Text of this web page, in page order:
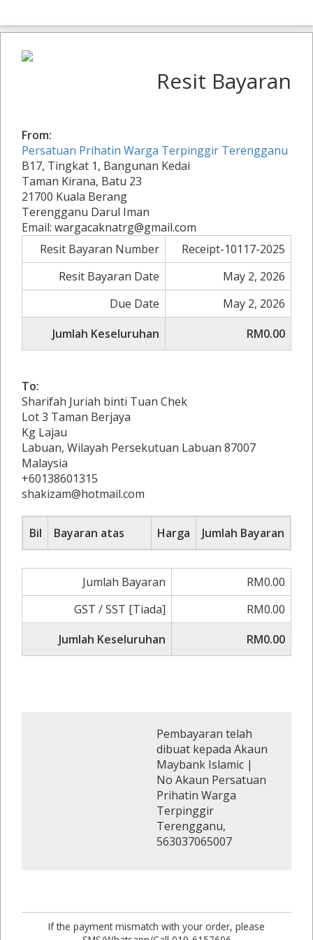
Resit Bayaran
From:
Persatuan Prihatin Warga Terpinggir Terengganu
B17, Tingkat 1, Bangunan Kedai
Taman Kirana, Batu 23
21700 Kuala Berang
Terengganu Darul Iman
Email: wargacaknatrg@gmail.com
Resit Bayaran Number
Receipt-10117-2025
Resit Bayaran Date
May 2, 2026
Due Date
May 2, 2026
Jumlah Keseluruhan
RM0.00
To:
Sharifah Juriah binti Tuan Chek
Lot 3 Taman Berjaya
Kg Lajau
Labuan, Wilayah Persekutuan Labuan 87007
Malaysia
+60138601315
shakizam@hotmail.com
Bil Bayaran atas Harga Jumlah Bayaran
Jumlah Bayaran
RM0.00
GST / SST [Tiada]
RM0.00
Jumlah Keseluruhan
RM0.00
Pembayaran telah
dibuat kepada Akaun
Maybank Islamic |
No Akaun Persatuan
Prihatin Warga
Terpinggir
Terengganu,
563037065007
If the payment mismatch with your order, please